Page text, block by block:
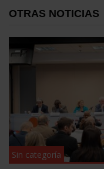
OTRAS NOTICIAS
Sin categoría